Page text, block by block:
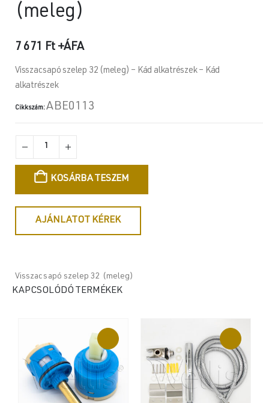
(meleg)
7 671 Ft+ÁFA
Visszacsapó szelep 32 (meleg) – Kád alkatrészek – Kád
alkatrészek
Cikkszám:ABE0113
KOSÁRBA TESZEM
AJÁNLATOT KÉREK
Visszacsapó szelep 32 (meleg)
KAPCSOLÓDÓ TERMÉKEK